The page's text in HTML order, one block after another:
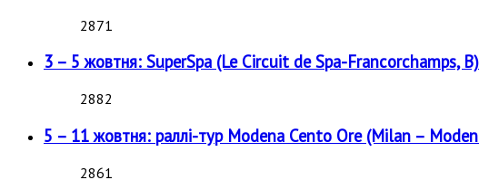
2871
3 – 5 жовтня: SuperSpa (Le Circuit de Spa-Francorchamps, B)
2882
5 – 11 жовтня: раллі-тур Modena Cento Ore (Milan –
2861